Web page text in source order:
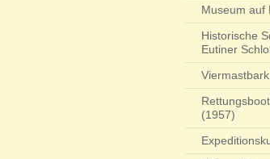
Museum auf
Historische
Eutiner
(1957)